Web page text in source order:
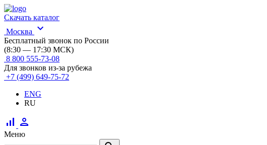
Скачать каталог
Москва
expand_more
Бесплатный звонок по России
(8:30 — 17:30 МСК)
8 800 555-73-08
Для звонков из-за рубежа
+7 (499) 649-75-72
ENG
RU
signal_cellular_alt person
Меню